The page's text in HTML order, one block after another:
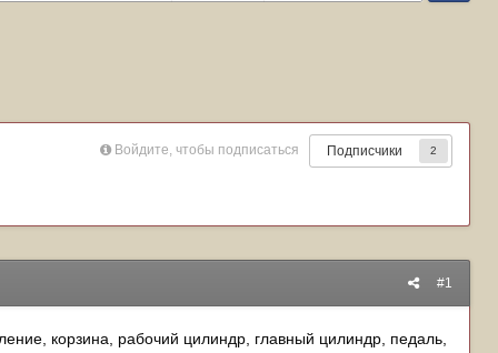
Войдите, чтобы подписаться Подписчики 2
#1
корзина, рабочий цилиндр, главный цилиндр, педаль,